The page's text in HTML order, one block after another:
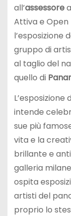
all’assessore
Attiva e Open
l’esposizione
gruppo di
al taglio del
quello di
intende
sue più
vita e la
brillante e
galleria
ospita
artisti del
proprio lo